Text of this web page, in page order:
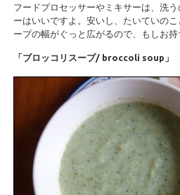
フードプロセッサーやミキサーは、洗
ーはいいですよ。安いし、たいていの
ープの幅がぐっと広がるので、もしお
「ブロッコリスープ/ broccoli soup」